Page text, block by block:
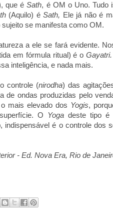
que éSath, é OM o Uno. Tudo
(Aquilo) é Sath, Ele já não é
se manifesta como OM.
a ele se fará evidente.
em fórmula ritual) é o Gayatri.
inteligência, e nada mais.
controle (nirodha) das
de ondas produzidas pelo
mais elevado dos Yogis,
O Yoga deste tipo é
indispensável é o controle dos
- Ed. Nova Era, Rio de